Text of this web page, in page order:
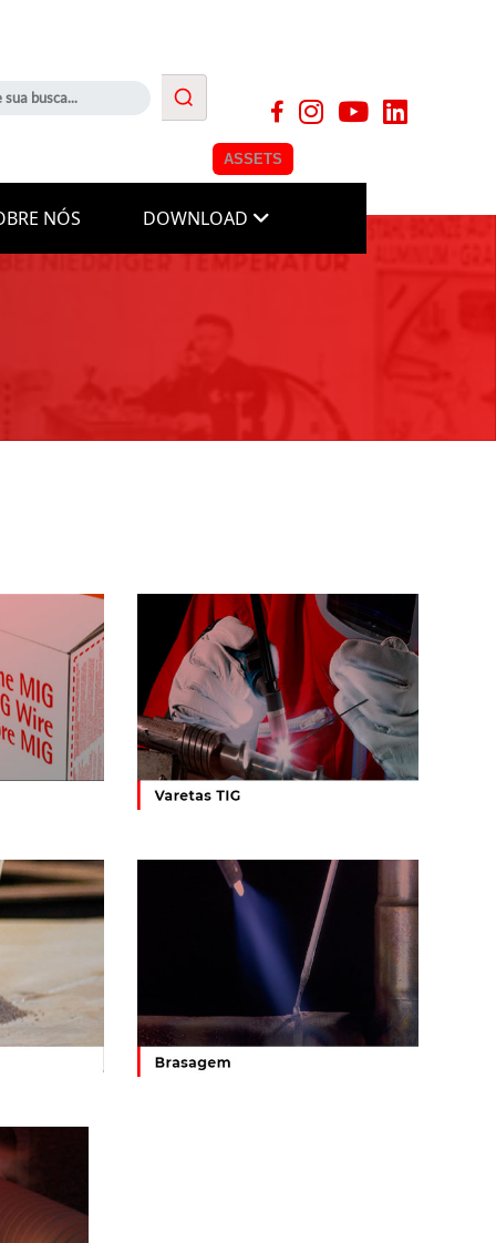
ASSETS
NÓS DOWNLOAD